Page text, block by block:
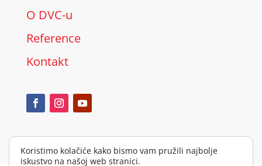
O DVC-u
Reference
Kontakt
Koristimo kolačiće kako bismo vam pružili najbolje
iskustvo na našoj web stranici.